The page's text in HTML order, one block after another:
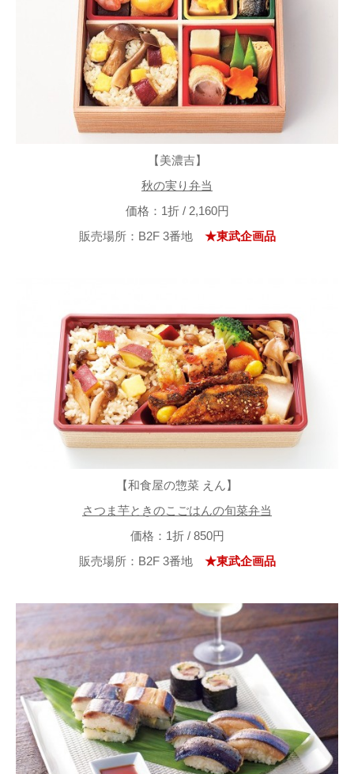
【美濃吉】
秋の実り弁当
価格：1折 / 2,160円
販売場所：B2F 3番地 ★東武企画品
【和食屋の惣菜 えん】
さつま芋ときのこごはんの旬菜弁当
価格：1折 / 850円
販売場所：B2F 3番地 ★東武企画品